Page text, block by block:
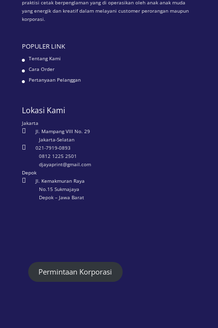
praktisi cetak berpenglaman yang di operasikan oleh anak anak muda
yang energik dan kreatif dalam melayani customer perorangan maupun
korporasi.
POPULER LINK
Tentang Kami
Cara Order
Pertanyaan Pelanggan
Lokasi Kami
Jakarta

Jl. Mampang VIII No. 29
Jakarta-Selatan

021-7919-0893
0812 1225 2501
djayaprint@gmail.com
Depok

Jl. Kemakmuran Raya
No.15 Sukmajaya
Depok – Jawa Barat
Permintaan Korporasi